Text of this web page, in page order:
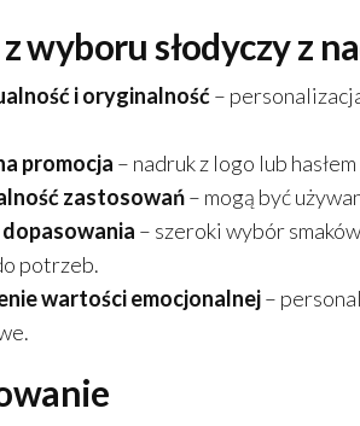
wyboru słodyczy z
i oryginalność–
promocja – nadruk z logo lub
zastosowań– mogą być
– szeroki wybór
potrzeb.
wartości emocjonalnej–